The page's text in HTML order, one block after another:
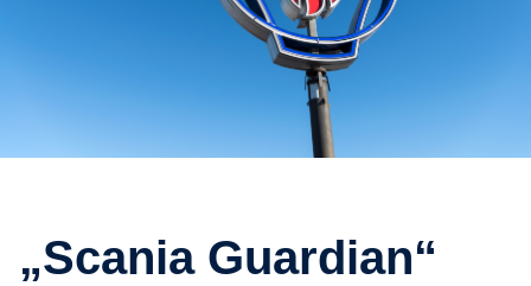
„Scania Guardian“